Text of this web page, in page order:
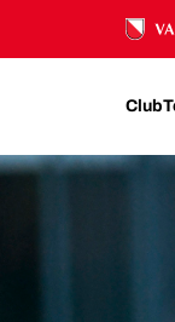
Ons
Club